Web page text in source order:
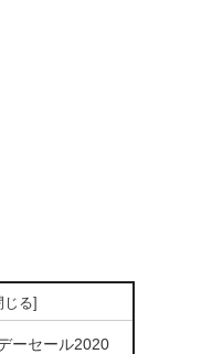
ーセール2020